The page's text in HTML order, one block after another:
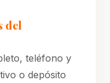
del
teléfono y
o depósito